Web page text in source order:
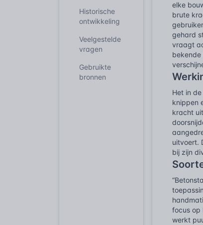
Historische
ontwikkeling
Veelgestelde
vragen
Gebruikte
bronnen
elke
brute
gehard
vraagt
Het in
knippen
kracht
uitvoert.
bij zijn
focus op
werkt